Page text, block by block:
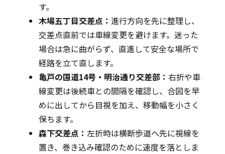
す。
木場五丁目交差点：進行方向を先に整理し、
交差点直前では車線変更を避けます。迷った
場合は急に曲がらず、直進して安全な場所で
経路を立て直します。
亀戸の国道14号・明治通り交差部：右折や車
線変更は後続車との間隔を確認し、合図を早
めに出してから目視を加え、移動幅を小さく
保ちます。
森下交差点：左折時は横断歩道へ先に視線を
置き、巻き込み確認のために速度を落としま